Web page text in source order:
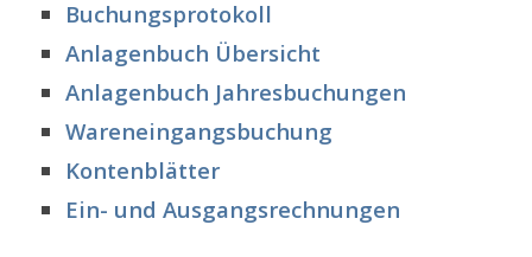
Buchungsprotokoll
Anlagenbuch Übersicht
Anlagenbuch Jahresbuchungen
Wareneingangsbuchung
Kontenblätter
Ein- und Ausgangsrechnungen